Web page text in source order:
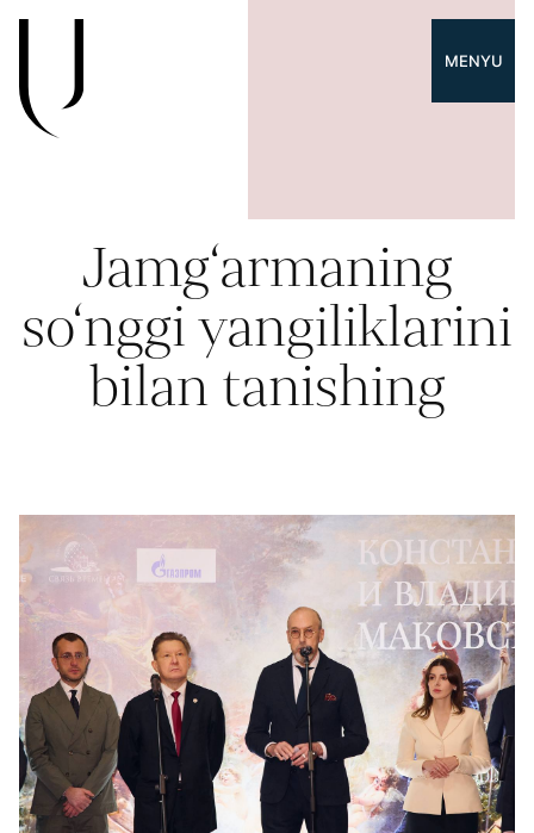
MENYU
Jamg‘armaning
so‘nggi yangiliklarini
bilan tanishing